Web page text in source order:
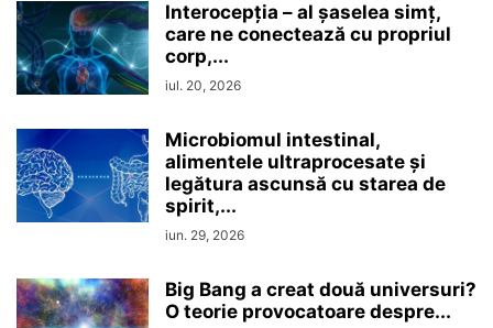
Interocepţia – al șaselea simț,
care ne conectează cu propriul
corp,...
iul. 20, 2026
Microbiomul intestinal,
alimentele ultraprocesate şi
legătura ascunsă cu starea de
spirit,...
iun. 29, 2026
Big Bang a creat două universuri?
O teorie provocatoare despre...